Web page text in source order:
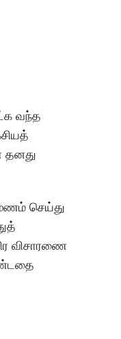
வந்த
தனது
செய்து
விசாரணை